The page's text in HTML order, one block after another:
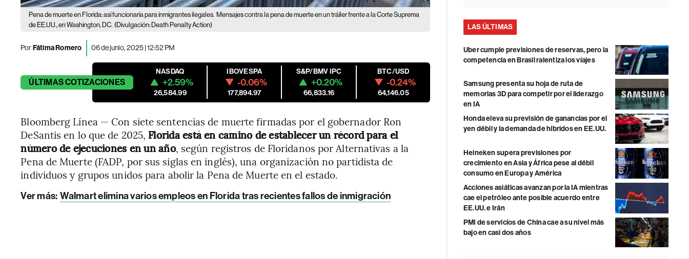
Pena de muerte en Florida: así funcionaría para inmigrantes ilegales. Mensajes contra la pena de muerte en un tráiler frente a la Corte Suprema
de EE.UU., en Washington, DC. (Divulgación: Death Penalty Action)
PorFátima Romero 06 de junio, 2025 | 12:52 PM
ÚLTIMASCOTIZACIONES
NASDAQ
+2.59%
26,584.99
IBOVESPA
-0.06%
177,894.97
S&P/BMV IPC
+0.20%
66,833.16
BTC/USD
-0.24%
64,146.05
Bloomberg Línea — Con siete sentencias de muerte firmadas por el gobernador Ron
DeSantis en lo que de 2025, Florida está en camino de establecer un récord para el
número de ejecuciones en un año, según registros de Floridanos por Alternativas a la
Pena de Muerte (FADP, por sus siglas en inglés), una organización no partidista de
individuos y grupos unidos para abolir la Pena de Muerte en el estado.
Ver más: Walmart elimina varios empleos en Florida tras recientes fallos de inmigración
LAS ÚLTIMAS
Uber cumple previsiones de reservas, pero la
competencia en Brasil ralentiza los viajes
Samsung presenta su hoja de ruta de
memorias 3D para competir por el liderazgo
en IA
Honda eleva su previsión de ganancias por el
yen débil y la demanda de híbridos en EE.UU.
Heineken supera previsiones por
crecimiento en Asia y África pese al débil
consumo en Europa y América
Acciones asiáticas avanzan por la IA mientras
cae el petróleo ante posible acuerdo entre
EE.UU. e Irán
PMI de servicios de China cae a su nivel más
bajo en casi dos años